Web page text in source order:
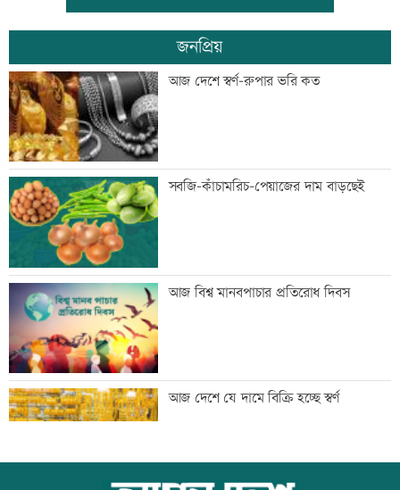
ভিসা নিয়ে প্রতারণা, ভারতীয় হাইকমিশনের
সতর্কবার্তা
জুলাইয়ে সড়কে ঝরেছে ৪১৬ প্রাণ
জুলাই স্মৃতি জাদুঘর উন্মুক্ত, প্রথম দিনেই
উপচে পড়া ভিড়
জোড়া গোলে মেসির নতুন রেকর্ড
জনপ্রিয়
আজ দেশে স্বর্ণ-রুপার ভরি কত
সবজি-কাঁচামরিচ-পেয়াজের দাম বাড়ছেই
আজ বিশ্ব মানবপাচার প্রতিরোধ দিবস
আজ দেশে যে দামে বিক্রি হচ্ছে স্বর্ণ